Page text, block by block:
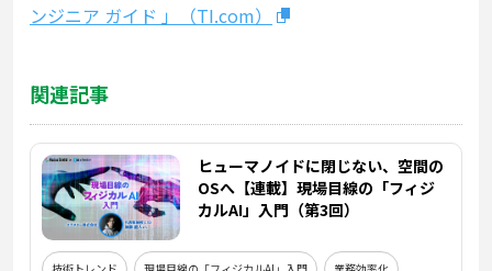
ンジニア ガイド 」（TI.com）
関連記事
ヒューマノイドに閉じない、空間の
OSへ【連載】現場目線の「フィジ
カルAI」入門（第3回）